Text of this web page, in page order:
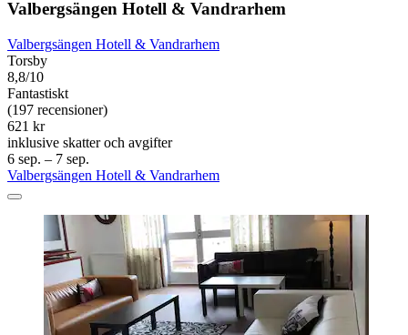
Valbergsängen Hotell & Vandrarhem
Valbergsängen Hotell & Vandrarhem
Torsby
8,8/10
Fantastiskt
(197 recensioner)
621 kr
inklusive skatter och avgifter
6 sep. – 7 sep.
Valbergsängen Hotell & Vandrarhem